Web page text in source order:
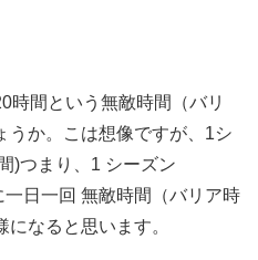
時間という無敵時間（バリ
うか。こは想像ですが、1シ
)つまり、1 シーズン
一日一回 無敵時間（バリア時
なると思います。